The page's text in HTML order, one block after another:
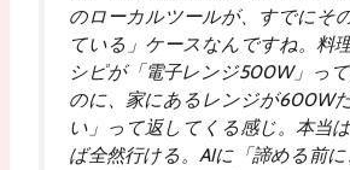
のローカルツールが、すでにそ
ている」ケースなんですね。料
シピが「電子レンジ500W」っ
のに、家にあるレンジが600W
い」って返してくる感じ。本当
ば全然行ける。AIに「諦める前